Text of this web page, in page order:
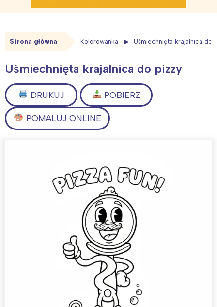
Strona główna Kolorowanka Uśmiechnięta krajalnica do
Uśmiechnięta krajalnica do pizzy
DRUKUJ POBIERZ
POMALUJ ONLINE